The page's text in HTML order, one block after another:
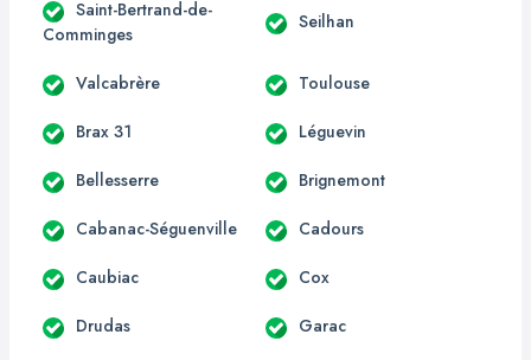
Saint-Bertrand-de-
Comminges
Seilhan
Valcabrère Toulouse
Brax 31 Léguevin
Bellesserre Brignemont
Cabanac-Séguenville Cadours
Caubiac Cox
Drudas Garac